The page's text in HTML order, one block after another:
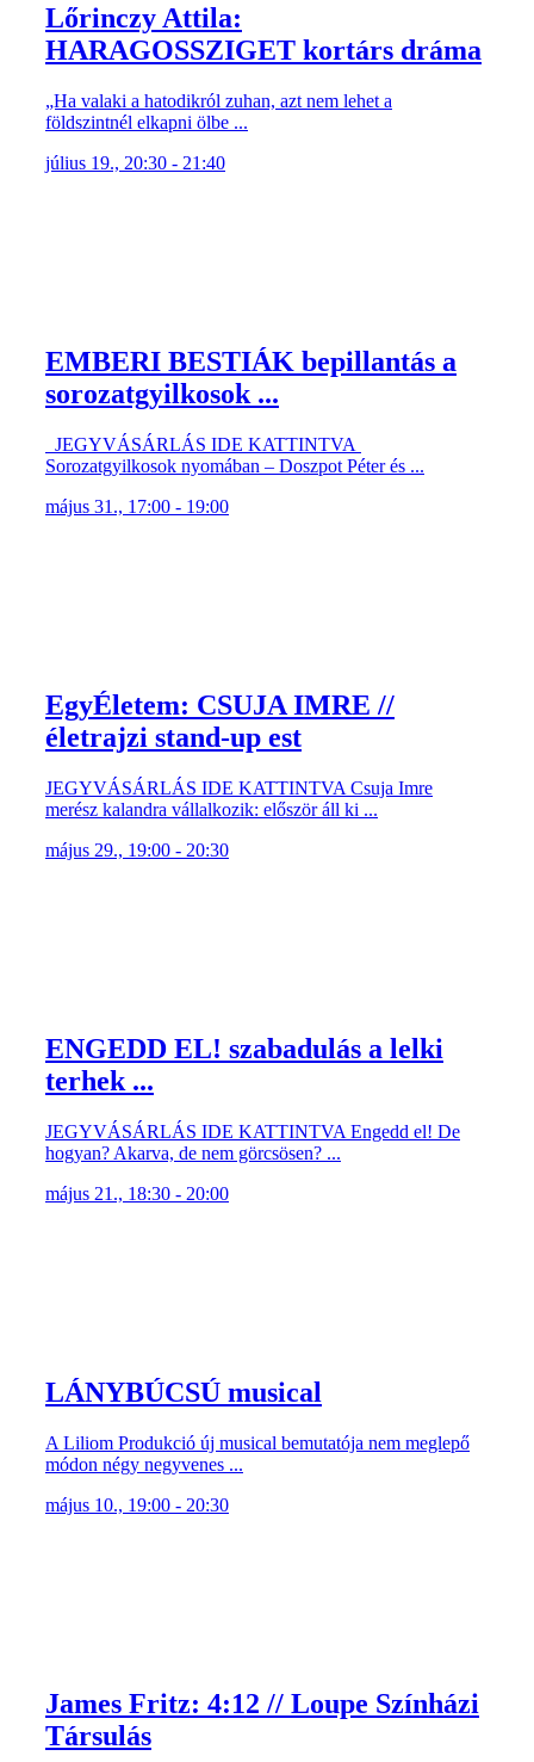
Lőrinczy Attila:
HARAGOSSZIGET kortárs dráma
„Ha valaki a hatodikról zuhan, azt nem lehet a
földszintnél elkapni ölbe ...
július 19., 20:30 - 21:40
EMBERI BESTIÁK bepillantás a
sorozatgyilkosok ...
JEGYVÁSÁRLÁS IDE KATTINTVA
Sorozatgyilkosok nyomában – Doszpot Péter és ...
május 31., 17:00 - 19:00
EgyÉletem: CSUJA IMRE //
életrajzi stand-up est
JEGYVÁSÁRLÁS IDE KATTINTVA Csuja Imre
merész kalandra vállalkozik: először áll ki ...
május 29., 19:00 - 20:30
ENGEDD EL! szabadulás a lelki
terhek ...
JEGYVÁSÁRLÁS IDE KATTINTVA Engedd el! De
hogyan? Akarva, de nem görcsösen? ...
május 21., 18:30 - 20:00
LÁNYBÚCSÚ musical
A Liliom Produkció új musical bemutatója nem meglepő
módon négy negyvenes ...
május 10., 19:00 - 20:30
James Fritz: 4:12 // Loupe Színházi
Társulás